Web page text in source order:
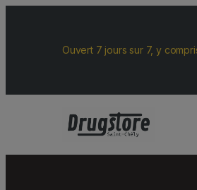
Ouvert 7 jours sur 7, y